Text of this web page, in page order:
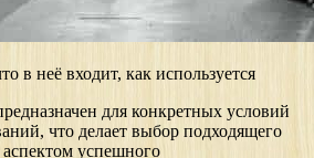
в неё входит, как используется
для конкретных условий
что делает выбор подходящего
успешного